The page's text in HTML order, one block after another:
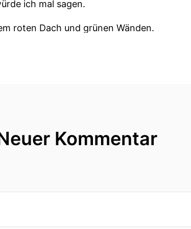
ich mal sagen.
roten Dach und grünen Wänden.
um die EckeKommentar